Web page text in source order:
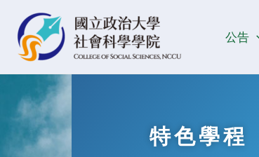
要
公告
特色學程